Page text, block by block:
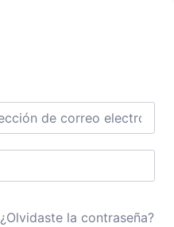
¿Olvidaste la contraseña?